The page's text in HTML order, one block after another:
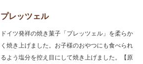
プレッツェル
ドイツ発祥の焼き菓子「プレッツェル」を柔らか
く焼き上げました。お子様のおやつにも食べられ
るよう塩分を控え目にして焼き上げました。【原